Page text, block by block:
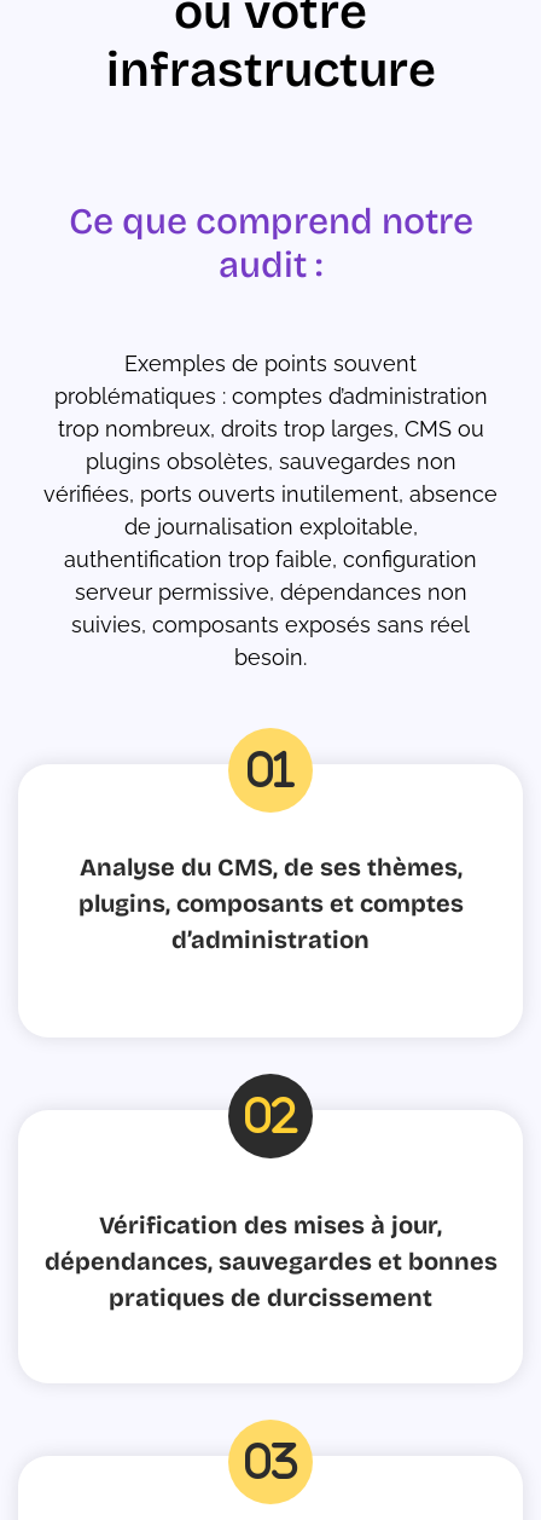
ou votre
infrastructure
Ce que comprend notre
audit :
Exemples de points souvent
problématiques : comptes d’administration
trop nombreux, droits trop larges, CMS ou
plugins obsolètes, sauvegardes non
vérifiées, ports ouverts inutilement, absence
de journalisation exploitable,
authentification trop faible, configuration
serveur permissive, dépendances non
suivies, composants exposés sans réel
besoin.
fas
0
Analyse du CMS, de ses thèmes,
plugins, composants et comptes
d’administration
fas
0
Vérification des mises à jour,
dépendances, sauvegardes et bonnes
pratiques de durcissement
fas